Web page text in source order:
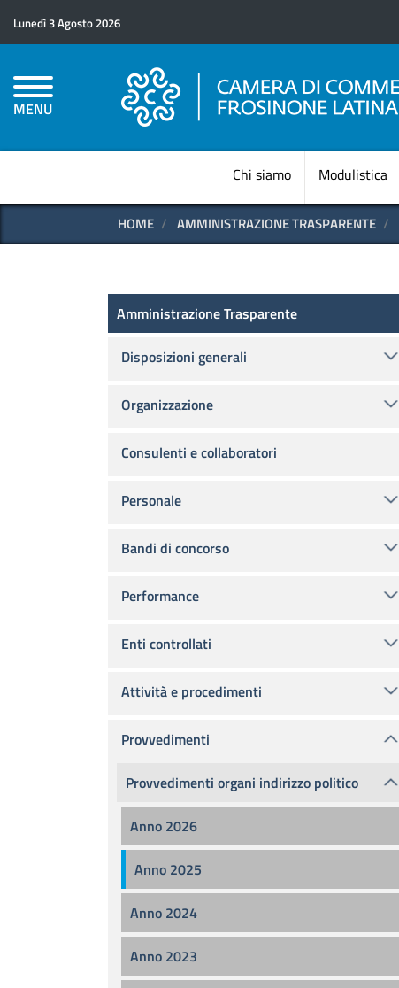
Lunedì 3 Agosto 2026
MENU
Chi siamo Modulistica
HOME AMMINISTRAZIONE TRASPARENTE
Amministrazione Trasparente
Amministrazione Trasparente
Disposizioni generali
Organizzazione
Consulenti e collaboratori
Personale
Bandi di concorso
Performance
Enti controllati
Attività e procedimenti
Provvedimenti
Provvedimenti organi indirizzo politico
Anno 2026
Anno 2025
Anno 2024
Anno 2023